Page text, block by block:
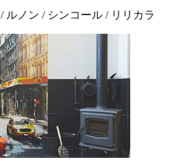
ルノン / シンコール / リリカラ